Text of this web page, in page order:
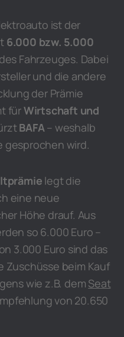
ist der
6.000 bzw. 5.000
Fahrzeuges. Dabei
und die andere
der Prämie
fürWirtschaft und
BAFA– weshalb
gesprochen wird.
legt die
eine neue
Höhe drauf. Aus
so 6.000 Euro –
3.000 Euro sind das
Zuschüsse beim Kauf
wie z.B. dem Seat
von 20.650